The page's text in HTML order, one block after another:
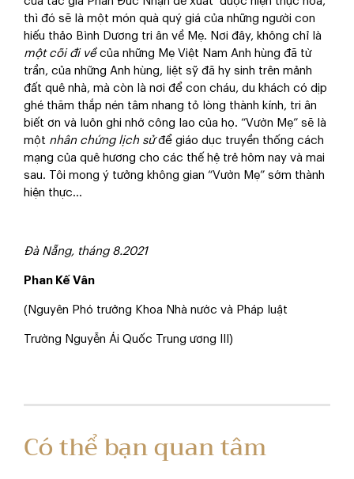
thì đó sẽ là một món quà quý giá của những người con
hiếu thảo Bình Dương tri ân về Mẹ. Nơi đây, không chỉ là
một cõi đi về của những Mẹ Việt Nam Anh hùng đã từ
trần, của những Anh hùng, liệt sỹ đã hy sinh trên mảnh
đất quê nhà, mà còn là nơi để con cháu, du khách có dịp
ghé thăm thắp nén tâm nhang tỏ lòng thành kính, tri ân
biết ơn và luôn ghi nhớ công lao của họ. “Vườn Mẹ” sẽ là
một nhân chứng lịch sửđể giáo dục truyền thống cách
mạng của quê hương cho các thế hệ trẻ hôm nay và mai
sau. Tôi mong ý tưởng không gian “Vườn Mẹ” sớm thành
hiện thực...
Đà Nẵng, tháng 8.2021
Phan Kế Vân
(Nguyên Phó trưởng Khoa Nhà nước và Pháp luật
Trường Nguyễn Ái Quốc Trung ương III)
Có thể bạn quan tâm